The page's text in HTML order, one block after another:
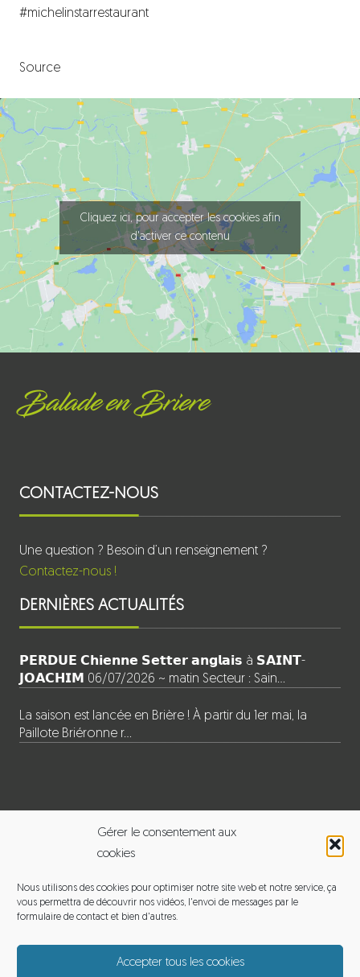
Gérer le consentement aux
cookies
Nous utilisons des cookies pour optimiser notre site web et notre service, ça
vous permettra de découvrir nos vidéos, l'envoi de messages par le
formulaire de contact et bien d'autres.
Accepter tous les cookies
#michelinstarrestaurant
Source
Cliquez ici, pour accepter les cookies afin
d'activer ce contenu
Balade en Briere
CONTACTEZ-NOUS
Une question ? Besoin d’un renseignement ?
Contactez-nous !
DERNIÈRES ACTUALITÉS
𝗣𝗘𝗥𝗗𝗨𝗘 𝗖𝗵𝗶𝗲𝗻𝗻𝗲 𝗦𝗲𝘁𝘁𝗲𝗿 𝗮𝗻𝗴𝗹𝗮𝗶𝘀 à 𝗦𝗔𝗜𝗡𝗧-
𝗝𝗢𝗔𝗖𝗛𝗜𝗠 06/07/2026 ~ matin Secteur : Sain…
La saison est lancée en Brière ! À partir du 1er mai, la
Paillote Briéronne r…
Adresse : 120 le pouet, 44720 Saint-Joachim
Email :michelmoyon2@gmail.com